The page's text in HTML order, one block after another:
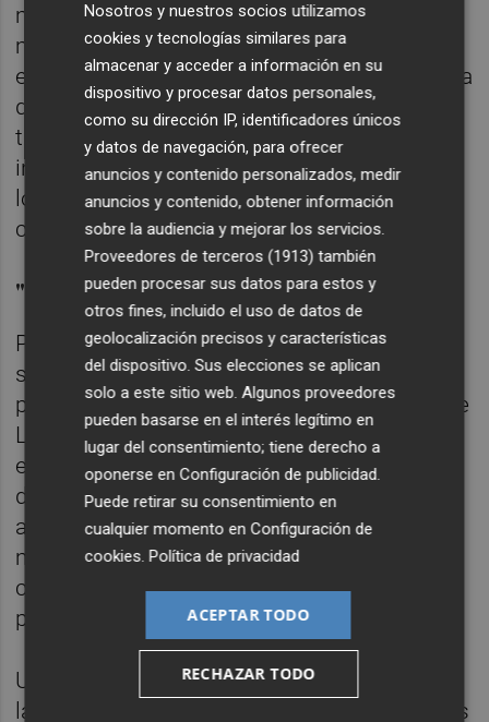
mantenida con su gerente a mediados del
mes de junio", han asegurado desde la
entidad que gestiona el polígono de la Ermita
del Romaní. Además, insisten en que
tampoco ha dado ninguna respuesta a las
instancias que APPI ha tramitado siguiendo
los cauces formales para la solicitud de
colaboración.
"Desatención estructural"
Pese a la actual reivindicación, desde APPI
sostienen que la desatención a las
peticiones y reivindicaciones del polígono de
La Ermita del Romaní "no son exclusivas de
este equipo de gobierno". "A lo largo de
diferentes legislaturas, APPI ha tratado de
avanzar en diferentes proyectos para
mejorar y modernizar esta área industrial sin
contar con el respaldo municipal, a pesar de
poner todas las facilidades", subrayan.
Uno de los ejemplos que mencionan desde
la entidad gestora es el Plan de Emergencias
Nosotros y nuestros socios utilizamos
cookies y tecnologías similares para
almacenar y acceder a información en su
dispositivo y procesar datos personales,
como su dirección IP, identificadores únicos
y datos de navegación, para ofrecer
anuncios y contenido personalizados, medir
anuncios y contenido, obtener información
sobre la audiencia y mejorar los servicios.
Proveedores de terceros (1913) también
pueden procesar sus datos para estos y
otros fines, incluido el uso de datos de
geolocalización precisos y características
del dispositivo. Sus elecciones se aplican
solo a este sitio web. Algunos proveedores
pueden basarse en el interés legítimo en
lugar del consentimiento; tiene derecho a
oponerse enConfiguración de publicidad.
Puede retirar su consentimiento en
cualquier momento enConfiguración de
cookies.Política de privacidad
ACEPTAR TODO
RECHAZAR TODO